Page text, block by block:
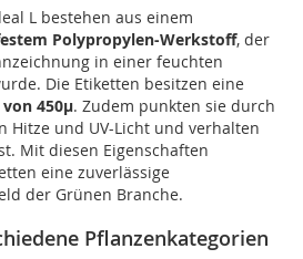
L bestehen aus einem
Polypropylen-Werkstoff, der
in einer feuchten
Die Etiketten besitzen eine
450µ. Zudem punkten sie durch
Hitze und UV-Licht und verhalten
Mit diesen Eigenschaften
eine zuverlässige
der Grünen Branche.
Pflanzenkategorien